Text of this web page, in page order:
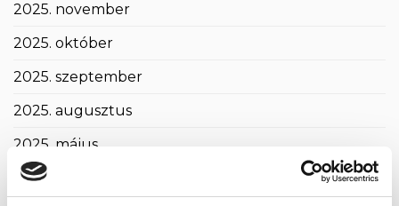
2025. november
2025. október
2025. szeptember
2025. augusztus
2025. május
2025. április